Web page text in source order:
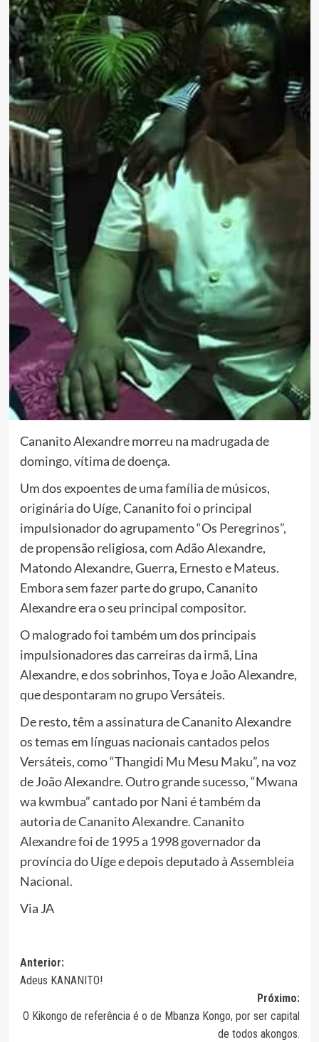
Cananito Alexandre morreu na madrugada de
domingo, vítima de doença.
Um dos expoentes de uma família de músicos,
originária do Uíge, Cananito foi o principal
impulsionador do agrupamento “Os Peregrinos”,
de propensão religiosa, com Adão Alexandre,
Matondo Alexandre, Guerra, Ernesto e Mateus.
Embora sem fazer parte do grupo, Cananito
Alexandre era o seu principal compositor.
O malogrado foi também um dos principais
impulsionadores das carreiras da irmã, Lina
Alexandre, e dos sobrinhos, Toya e João Alexandre,
que despontaram no grupo Versáteis.
De resto, têm a assinatura de Cananito Alexandre
os temas em línguas nacionais cantados pelos
Versáteis, como “Thangidi Mu Mesu Maku”, na voz
de João Alexandre. Outro grande sucesso, “Mwana
wa kwmbua” cantado por Nani é também da
autoria de Cananito Alexandre. Cananito
Alexandre foi de 1995 a 1998 governador da
província do Uíge e depois deputado à Assembleia
Nacional.
Via JA
Navegação
de
artigos
Anterior:
Adeus KANANITO!
Próximo:
O Kikongo de referência é o de Mbanza Kongo, por ser capital
de todos akongos.